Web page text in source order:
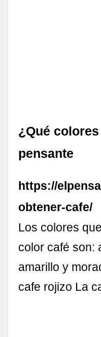
¿Qué
pensante
https://
obtener-cafe/
Los colores
color café son:
amarillo y
cafe rojizo La